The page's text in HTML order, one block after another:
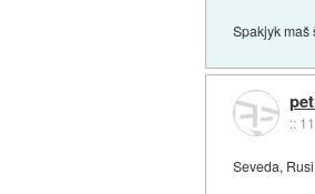
Spakjyk maš
::
Seveda,